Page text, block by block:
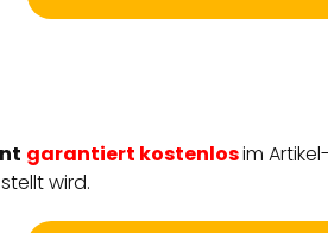
garantiert kostenlosim
wird.